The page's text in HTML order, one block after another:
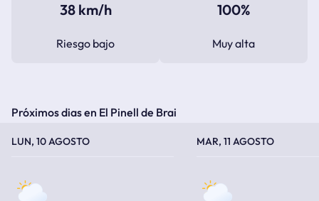
38 km/h
Riesgo bajo
100%
Muy alta
Próximos dias en El Pinell de Brai
LUN, 10 AGOSTO MAR, 11 AGOSTO